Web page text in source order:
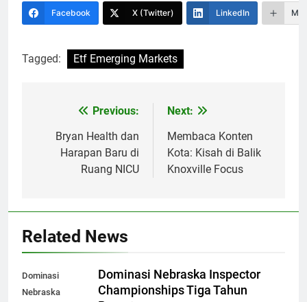
Facebook X (Twitter) LinkedIn
Tagged: Etf Emerging Markets
Navigasi
pos
Previous:
Bryan Health dan
Harapan Baru di
Ruang NICU
Next:
Membaca Konten
Kota: Kisah di Balik
Knoxville Focus
Related News
Dominasi
Nebraska
Dominasi Nebraska Inspector
Championships Tiga Tahun